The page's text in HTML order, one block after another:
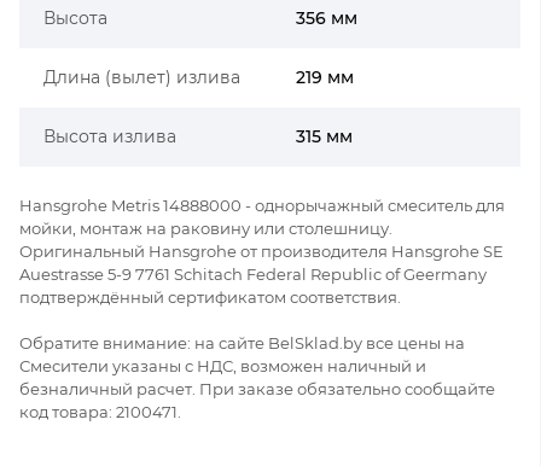
Высота 356 мм
Длина (вылет) излива 219 мм
Высота излива 315 мм
Hansgrohe Metris 14888000 - однорычажный смеситель для
мойки, монтаж на раковину или столешницу.
Оригинальный Hansgrohe от производителя Hansgrohe SE
Auestrasse 5-9 7761 Schitach Federal Republic of Geermany
подтверждённый сертификатом соответствия.
Обратите внимание: на сайте BelSklad.by все цены на
Смесители указаны с НДС, возможен наличный и
безналичный расчет. При заказе обязательно сообщайте
код товара: 2100471.